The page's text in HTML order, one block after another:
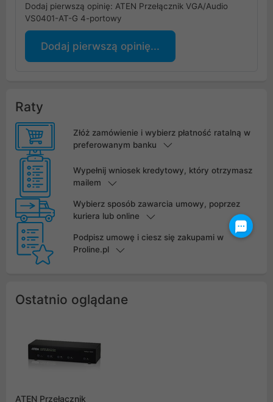
Dodaj pierwszą opinię: ATEN Przełącznik VGA/Audio
VS0401-AT-G 4-portowy
Dodaj pierwszą opinię...
Raty
Złóż zamówienie i wybierz płatność ratalną w
preferowanym banku
Wypełnij wniosek kredytowy, który otrzymasz
mailem
Wybierz sposób zawarcia umowy, poprzez
kuriera lub online
Podpisz umowę i ciesz się zakupami w
Proline.pl
Ostatnio oglądane
ATEN Przełącznik